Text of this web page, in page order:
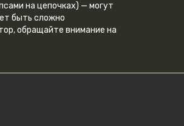
на цепочках) — могут
быть сложно
обращайте внимание на